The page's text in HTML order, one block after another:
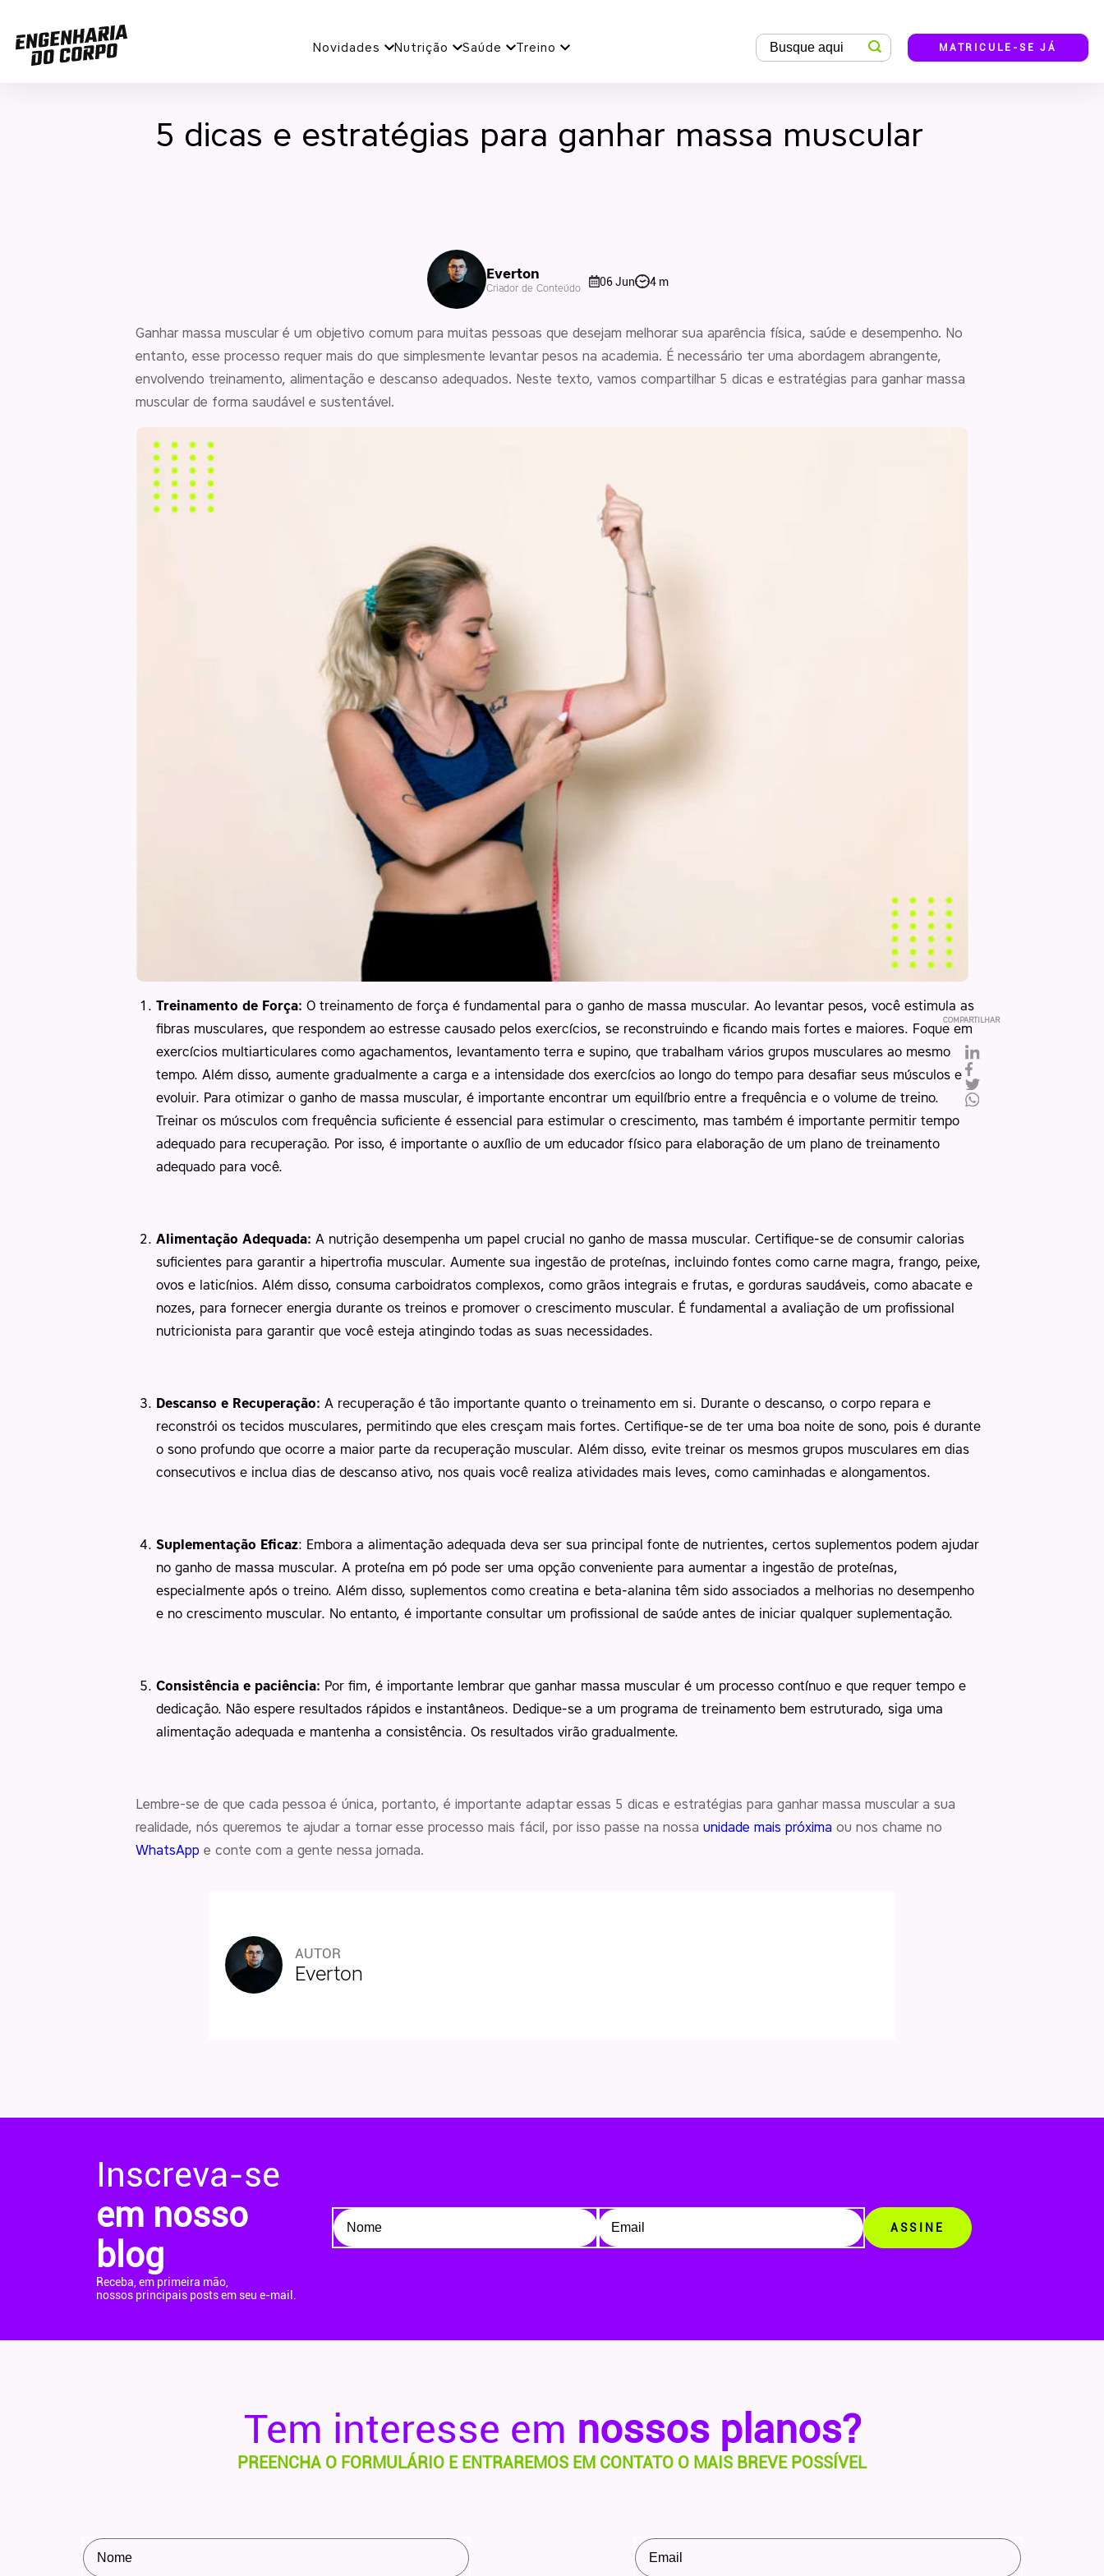
Novidades Nutrição Saúde Treino MATRICULE-SE JÁ
5 dicas e estratégias para ganhar massa muscular
COMPARTILHAR
Everton
Criador de Conteúdo 06 Jun 4 m
Ganhar massa muscular é um objetivo comum para muitas pessoas que desejam melhorar sua aparência física, saúde e desempenho. No
entanto, esse processo requer mais do que simplesmente levantar pesos na academia. É necessário ter uma abordagem abrangente,
envolvendo treinamento, alimentação e descanso adequados. Neste texto, vamos compartilhar 5 dicas e estratégias para ganhar massa
muscular de forma saudável e sustentável.
Treinamento de Força: O treinamento de força é fundamental para o ganho de massa muscular. Ao levantar pesos, você estimula as
fibras musculares, que respondem ao estresse causado pelos exercícios, se reconstruindo e ficando mais fortes e maiores. Foque em
exercícios multiarticulares como agachamentos, levantamento terra e supino, que trabalham vários grupos musculares ao mesmo
tempo. Além disso, aumente gradualmente a carga e a intensidade dos exercícios ao longo do tempo para desafiar seus músculos e
evoluir. Para otimizar o ganho de massa muscular, é importante encontrar um equilíbrio entre a frequência e o volume de treino.
Treinar os músculos com frequência suficiente é essencial para estimular o crescimento, mas também é importante permitir tempo
adequado para recuperação. Por isso, é importante o auxílio de um educador físico para elaboração de um plano de treinamento
adequado para você.
Alimentação Adequada: A nutrição desempenha um papel crucial no ganho de massa muscular. Certifique-se de consumir calorias
suficientes para garantir a hipertrofia muscular. Aumente sua ingestão de proteínas, incluindo fontes como carne magra, frango, peixe,
ovos e laticínios. Além disso, consuma carboidratos complexos, como grãos integrais e frutas, e gorduras saudáveis, como abacate e
nozes, para fornecer energia durante os treinos e promover o crescimento muscular. É fundamental a avaliação de um profissional
nutricionista para garantir que você esteja atingindo todas as suas necessidades.
Descanso e Recuperação: A recuperação é tão importante quanto o treinamento em si. Durante o descanso, o corpo repara e
reconstrói os tecidos musculares, permitindo que eles cresçam mais fortes. Certifique-se de ter uma boa noite de sono, pois é durante
o sono profundo que ocorre a maior parte da recuperação muscular. Além disso, evite treinar os mesmos grupos musculares em dias
consecutivos e inclua dias de descanso ativo, nos quais você realiza atividades mais leves, como caminhadas e alongamentos.
Suplementação Eficaz: Embora a alimentação adequada deva ser sua principal fonte de nutrientes, certos suplementos podem ajudar
no ganho de massa muscular. A proteína em pó pode ser uma opção conveniente para aumentar a ingestão de proteínas,
especialmente após o treino. Além disso, suplementos como creatina e beta-alanina têm sido associados a melhorias no desempenho
e no crescimento muscular. No entanto, é importante consultar um profissional de saúde antes de iniciar qualquer suplementação.
Consistência e paciência: Por fim, é importante lembrar que ganhar massa muscular é um processo contínuo e que requer tempo e
dedicação. Não espere resultados rápidos e instantâneos. Dedique-se a um programa de treinamento bem estruturado, siga uma
alimentação adequada e mantenha a consistência. Os resultados virão gradualmente.
Lembre-se de que cada pessoa é única, portanto, é importante adaptar essas 5 dicas e estratégias para ganhar massa muscular a sua
realidade, nós queremos te ajudar a tornar esse processo mais fácil, por isso passe na nossa unidade mais próximaou nos chame no
WhatsApp e conte com a gente nessa jornada.
AUTOR
Everton
Inscreva-se
em nosso
blog
Receba, em primeira mão,
nossos principais posts em seu e-mail.
ASSINE
Tem interesse em nossos planos?
PREENCHA O FORMULÁRIO E ENTRAREMOS EM CONTATO O MAIS BREVE POSSÍVEL